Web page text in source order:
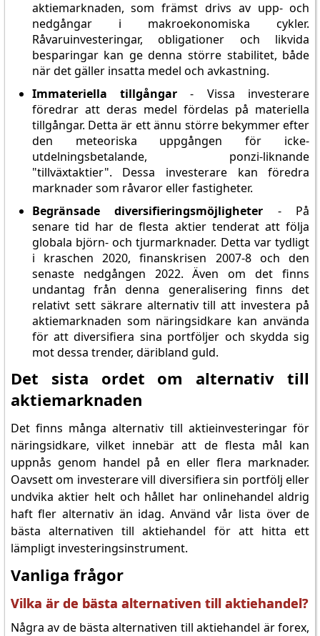
aktiemarknaden, som främst drivs av upp- och
nedgångar i makroekonomiska cykler.
Råvaruinvesteringar, obligationer och likvida
besparingar kan ge denna större stabilitet, både
när det gäller insatta medel och avkastning.
Immateriella tillgångar - Vissa investerare
föredrar att deras medel fördelas på materiella
tillgångar. Detta är ett ännu större bekymmer efter
den meteoriska uppgången för icke-
utdelningsbetalande, ponzi-liknande
"tillväxtaktier". Dessa investerare kan föredra
marknader som råvaror eller fastigheter.
Begränsade diversifieringsmöjligheter - På
senare tid har de flesta aktier tenderat att följa
globala björn- och tjurmarknader. Detta var tydligt
i kraschen 2020, finanskrisen 2007-8 och den
senaste nedgången 2022. Även om det finns
undantag från denna generalisering finns det
relativt sett säkrare alternativ till att investera på
aktiemarknaden som näringsidkare kan använda
för att diversifiera sina portföljer och skydda sig
mot dessa trender, däribland guld.
Det sista ordet om alternativ till
aktiemarknaden
Det finns många alternativ till aktieinvesteringar för
näringsidkare, vilket innebär att de flesta mål kan
uppnås genom handel på en eller flera marknader.
Oavsett om investerare vill diversifiera sin portfölj eller
undvika aktier helt och hållet har onlinehandel aldrig
haft fler alternativ än idag. Använd vår lista över de
bästa alternativen till aktiehandel för att hitta ett
lämpligt investeringsinstrument.
Vanliga frågor
Vilka är de bästa alternativen till aktiehandel?
Några av de bästa alternativen till aktiehandel är forex,